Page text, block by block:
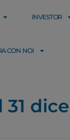
INVESTOR
CON NOI